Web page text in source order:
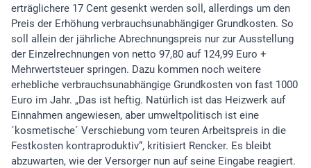
erträglichere 17 Cent gesenkt werden soll, allerdings um den
Preis der Erhöhung verbrauchsunabhängiger Grundkosten. So
soll allein der jährliche Abrechnungspreis nur zur Ausstellung
der Einzelrechnungen von netto 97,80 auf 124,99 Euro +
Mehrwertsteuer springen. Dazu kommen noch weitere
erhebliche verbrauchsunabhängige Grundkosten von fast 1000
Euro im Jahr. „Das ist heftig. Natürlich ist das Heizwerk auf
Einnahmen angewiesen, aber umweltpolitisch ist eine
´kosmetische´ Verschiebung vom teuren Arbeitspreis in die
Festkosten kontraproduktiv“, kritisiert Rencker. Es bleibt
abzuwarten, wie der Versorger nun auf seine Eingabe reagiert.